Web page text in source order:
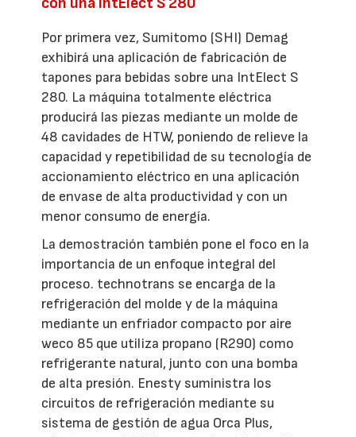
Por primera vez, Sumitomo (SHI) Demag
exhibirá una aplicación de fabricación de
tapones para bebidas sobre una IntElect S
280. La máquina totalmente eléctrica
producirá las piezas mediante un molde de
48 cavidades de HTW, poniendo de relieve la
capacidad y repetibilidad de su tecnología de
accionamiento eléctrico en una aplicación
de envase de alta productividad y con un
menor consumo de energía.
La demostración también pone el foco en la
importancia de un enfoque integral del
proceso. technotrans se encarga de la
refrigeración del molde y de la máquina
mediante un enfriador compacto por aire
weco 85 que utiliza propano (R290) como
refrigerante natural, junto con una bomba
de alta presión. Enesty suministra los
circuitos de refrigeración mediante su
sistema de gestión de agua Orca Plus,